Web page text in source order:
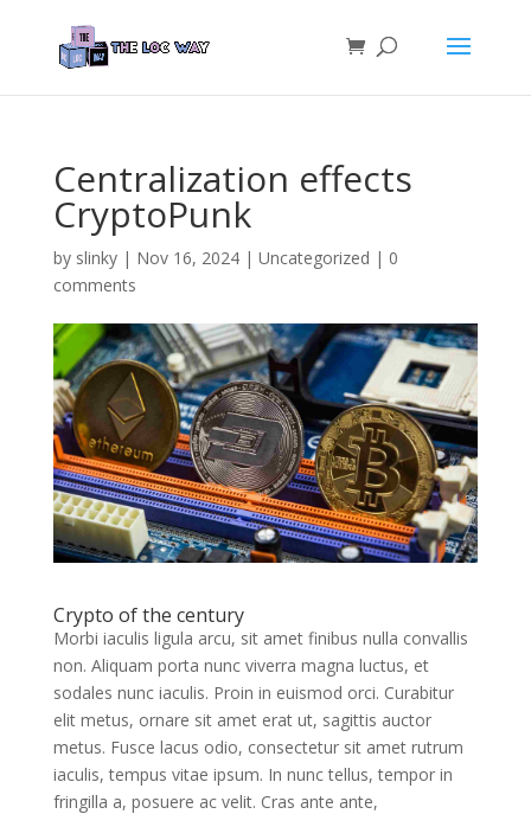
Centralization effects
CryptoPunk
by slinky| Nov 16, 2024| Uncategorized | 0
comments
Crypto of the century
Morbi iaculis ligula arcu, sit amet finibus nulla convallis
non. Aliquam porta nunc viverra magna luctus, et
sodales nunc iaculis. Proin in euismod orci. Curabitur
elit metus, ornare sit amet erat ut, sagittis auctor
metus. Fusce lacus odio, consectetur sit amet rutrum
iaculis, tempus vitae ipsum. In nunc tellus, tempor in
fringilla a, posuere ac velit. Cras ante ante,